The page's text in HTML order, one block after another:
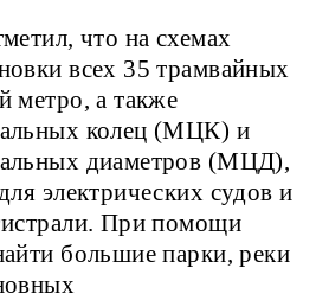
что на схемах
всех 35 трамвайных
метро, а также
колец (МЦК) и
диаметров (МЦД),
электрических судов и
При помощи
большие парки, реки